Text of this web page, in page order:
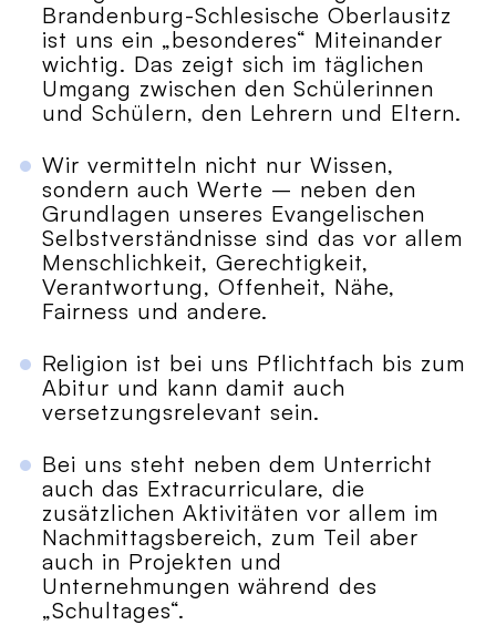
Brandenburg-Schlesische Oberlausitz
ist uns ein „besonderes“ Miteinander
wichtig. Das zeigt sich im täglichen
Umgang zwischen den Schülerinnen
und Schülern, den Lehrern und Eltern.
Wir vermitteln nicht nur Wissen,
sondern auch Werte – neben den
Grundlagen unseres Evangelischen
Selbstverständnisse sind das vor allem
Menschlichkeit, Gerechtigkeit,
Verantwortung, Offenheit, Nähe,
Fairness und andere.
Religion ist bei uns Pflichtfach bis zum
Abitur und kann damit auch
versetzungsrelevant sein.
Bei uns steht neben dem Unterricht
auch das Extracurriculare, die
zusätzlichen Aktivitäten vor allem im
Nachmittagsbereich, zum Teil aber
auch in Projekten und
Unternehmungen während des
„Schultages“.